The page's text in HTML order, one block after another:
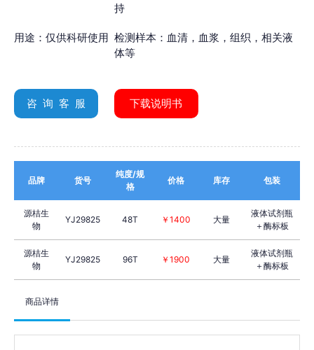
持
用途：仅供科研使用 检测样本：血清，血浆，组织，相关液
体等
咨 询 客 服 下载说明书
品牌 货号
纯度/规
格
价格 库存 包装
源桔生
物
YJ29825 48T ￥1400 大量
液体试剂瓶
＋酶标板
源桔生
物
YJ29825 96T ￥1900 大量
液体试剂瓶
＋酶标板
商品详情